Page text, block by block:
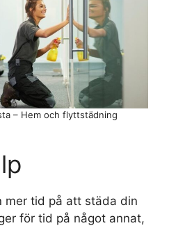
mer tid på att städa din
för tid på något annat,
– Hem och flyttstädning